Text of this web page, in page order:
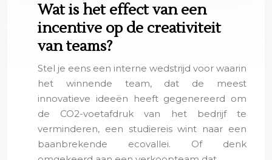
Wat is het effect van een
incentive op de creativiteit
van teams?
Stel je eens een interne wedstrijd voor waarin
het winnende team, dat de meest
innovatieve ideeën heeft gegenereerd om
de CO2-voetafdruk van het bedrijf te
verminderen, een studiereis wint naar een
baanbrekende ecovallei. Of denk